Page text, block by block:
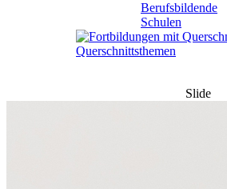
Berufsbildende
Schulen
Querschnittsthemen
Slide